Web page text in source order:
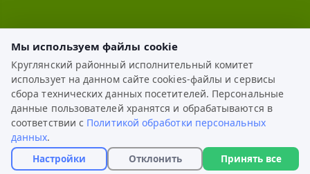
ЭЛЕКТРОННОЕ ОБРАЩЕНИЕ
КАРТА САЙТА
РАЗРАБОТКА:
ЦВР «Октябрьский»
Мы используем файлы cookie
Круглянский районный исполнительный комитет
использует на данном сайте cookies-файлы и сервисы
сбора технических данных посетителей. Персональные
данные пользователей хранятся и обрабатываются в
соответствии с Политикой обработки персональных
данных.
Настройки Отклонить Принять все